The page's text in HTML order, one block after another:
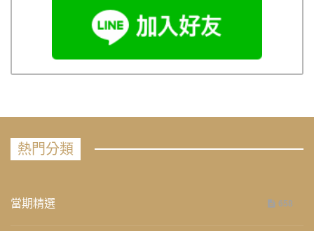
熱門分類
當期精選 658